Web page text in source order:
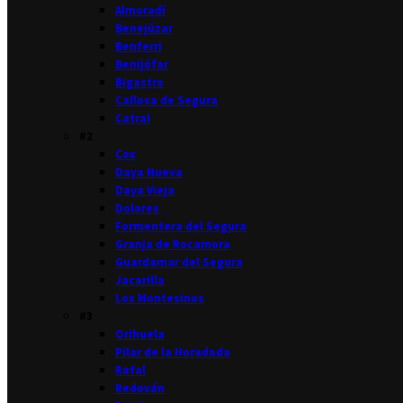
Almoradí
Benejúzar
Benferri
Benijófar
Bigastro
Callosa de Segura
Catral
Cox
Daya Nueva
Daya Vieja
Dolores
Formentera del Segura
Granja de Rocamora
Guardamar del Segura
Jacarilla
Los Montesinos
Orihuela
Pilar de la Horadada
Rafal
Redován